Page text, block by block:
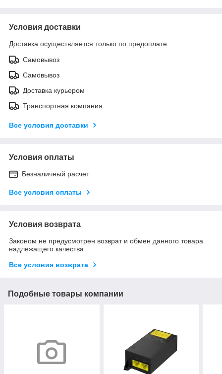
Условия доставки
Доставка осуществляется только по предоплате.
Самовывоз
Самовывоз
Доставка курьером
Транспортная компания
Все условия доставки
Условия оплаты
Безналичный расчет
Все условия оплаты
Условия возврата
Законом не предусмотрен возврат и обмен данного товара
надлежащего качества
Все условия возврата
Подобные товары компании